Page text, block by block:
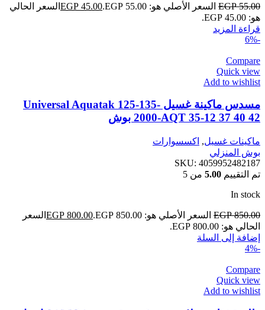
EGP55.00 السعر الأصلي هو: EGP 55.00. EGP 45.00
السعر الحالي
هو: EGP 45.00.
قراءة المزيد
-6%
Compare
Quick view
Add to wishlist
مسدس ماكينة غسيل Universal Aquatak 125-135-
2000-AQT 35-12 37 40 42 بوش
ماكينات غسيل, اكسسوارات
بوش المنزلي
SKU: 4059952482187
تم التقييم 5.00 من 5
In stock
EGP850.00 السعر الأصلي هو: EGP 850.00. EGP 800.00
السعر
الحالي هو: EGP 800.00.
إضافة إلى السلة
-4%
Compare
Quick view
Add to wishlist